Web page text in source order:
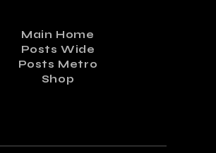
Main Home
Posts Wide
Posts Metro
Shop